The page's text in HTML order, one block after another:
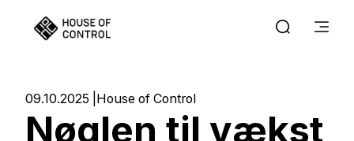
09.10.2025 House of Control
Nøglen til vækst